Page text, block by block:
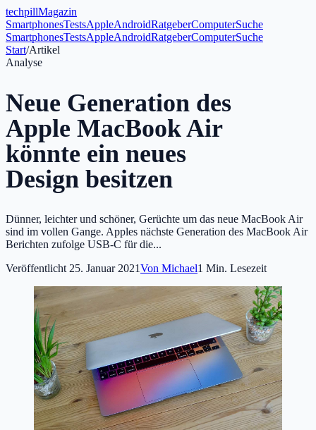
techpillMagazin
SmartphonesTestsAppleAndroidRatgeberComputerSuche
SmartphonesTestsAppleAndroidRatgeberComputerSuche
Start/Artikel
Analyse
Neue Generation des
Apple MacBook Air
könnte ein neues
Design besitzen
Dünner, leichter und schöner, Gerüchte um das neue MacBook Air
sind im vollen Gange. Apples nächste Generation des MacBook Air
Berichten zufolge USB-C für die...
Veröffentlicht 25. Januar 2021Von Michael1 Min. Lesezeit